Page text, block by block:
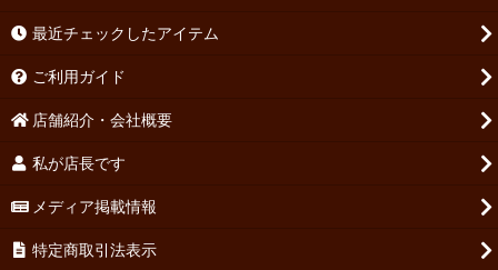
最近チェックしたアイテム
ご利用ガイド
店舗紹介・会社概要
私が店長です
メディア掲載情報
特定商取引法表示